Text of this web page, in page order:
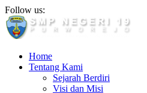
Follow us:
Home
Tentang Kami
Sejarah Berdiri
Visi dan Misi